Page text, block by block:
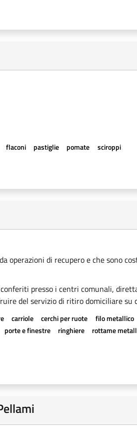
flaconi pastiglie pomate sciroppi
operazioni di recupero e che sono
presso i centri comunali,
del servizio di ritiro domiciliare su
carriole cerchi per ruote filo metallico
porte e finestre ringhiere rottame